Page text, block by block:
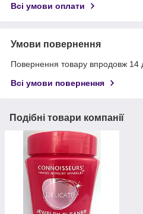
Всі умови оплати
Умови повернення
Повернення товару впродовж 14
Всі умови повернення
Подібні товари компанії